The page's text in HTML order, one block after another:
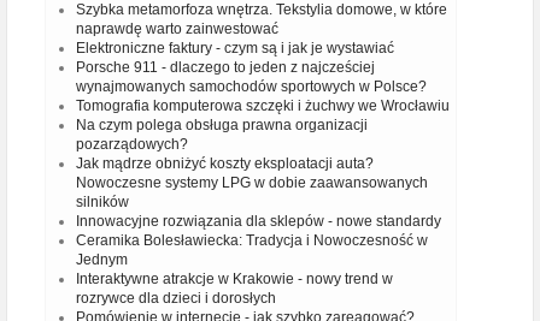
Szybka metamorfoza wnętrza. Tekstylia domowe, w które
naprawdę warto zainwestować
Elektroniczne faktury - czym są i jak je wystawiać
Porsche 911 - dlaczego to jeden z najcześciej
wynajmowanych samochodów sportowych w Polsce?
Tomografia komputerowa szczęki i żuchwy we Wrocławiu
Na czym polega obsługa prawna organizacji
pozarządowych?
Jak mądrze obniżyć koszty eksploatacji auta?
Nowoczesne systemy LPG w dobie zaawansowanych
silników
Innowacyjne rozwiązania dla sklepów - nowe standardy
Ceramika Bolesławiecka: Tradycja i Nowoczesność w
Jednym
Interaktywne atrakcje w Krakowie - nowy trend w
rozrywce dla dzieci i dorosłych
Pomówienie w internecie - jak szybko zareagować?